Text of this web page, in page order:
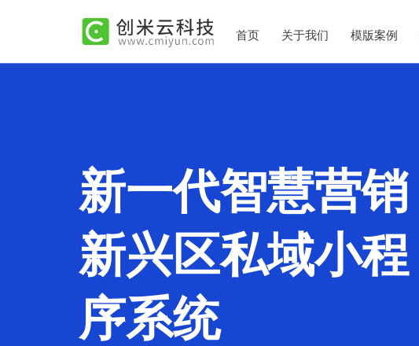
首页 关于我们 模版案例
新一代智慧营销
新兴区私域小程
序系统